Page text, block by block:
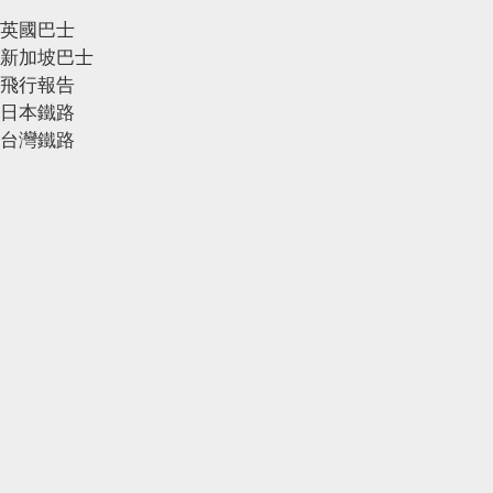
英國巴士
新加坡巴士
飛行報告
日本鐵路
台灣鐵路